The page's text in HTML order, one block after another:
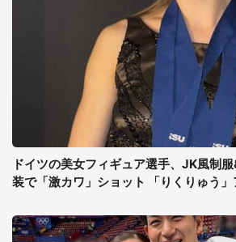
ドイツの美女フィギュア選手、JK風制
装で「激カワ」ショット 「りくりゅう